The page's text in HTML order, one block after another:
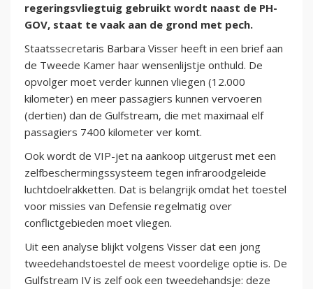
regeringsvliegtuig gebruikt wordt naast de PH-
GOV, staat te vaak aan de grond met pech.
Staatssecretaris Barbara Visser heeft in een brief aan
de Tweede Kamer haar wensenlijstje onthuld. De
opvolger moet verder kunnen vliegen (12.000
kilometer) en meer passagiers kunnen vervoeren
(dertien) dan de Gulfstream, die met maximaal elf
passagiers 7400 kilometer ver komt.
Ook wordt de VIP-jet na aankoop uitgerust met een
zelfbeschermingssysteem tegen infraroodgeleide
luchtdoelrakketten. Dat is belangrijk omdat het toestel
voor missies van Defensie regelmatig over
conflictgebieden moet vliegen.
Uit een analyse blijkt volgens Visser dat een jong
tweedehandstoestel de meest voordelige optie is. De
Gulfstream IV is zelf ook een tweedehandsje: deze